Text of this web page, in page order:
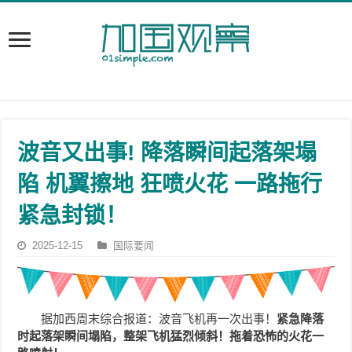
波音又出事! 降落瞬间起落架塌
陷 机翼擦地 狂喷火花 一路拖行
紧急封锁！
2025-12-15 国际要闻
据加西周末综合报道：波音飞机再一次出事！ 紧急降落
时起落架瞬间塌陷，整架飞机猛烈倾斜！拖着恐怖的火花一